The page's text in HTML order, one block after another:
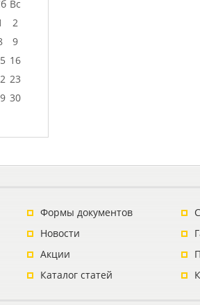
Вс
2
9
16
23
30
Формы документов
Новости
Акции
Каталог статей